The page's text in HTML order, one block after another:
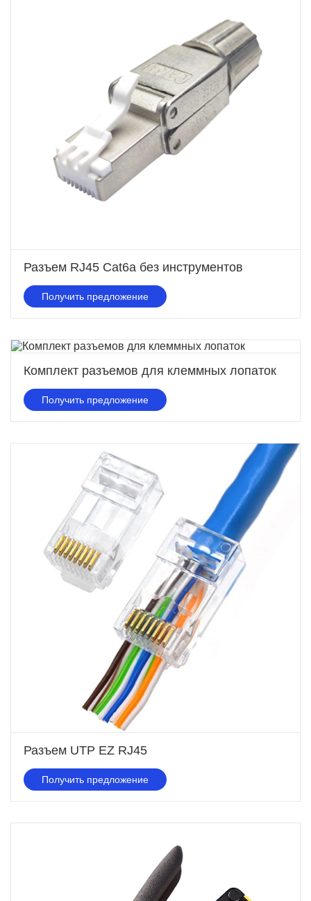
Разъем RJ45 Cat6a без инструментов
Получить предложение
Комплект разъемов для клеммных лопаток
Получить предложение
Разъем UTP EZ RJ45
Получить предложение